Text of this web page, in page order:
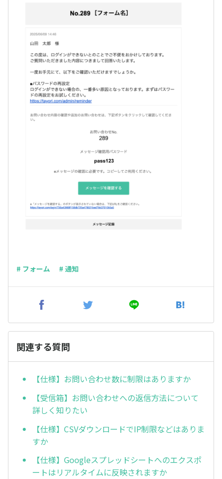
# フォーム # 通知
関連する質問
【仕様】お問い合わせ数に制限はありますか
【受信箱】お問い合わせへの返信方法について
詳しく知りたい
【仕様】CSVダウンロードでIP制限などはありま
すか
【仕様】Googleスプレッドシートへのエクスポ
ートはリアルタイムに反映されますか